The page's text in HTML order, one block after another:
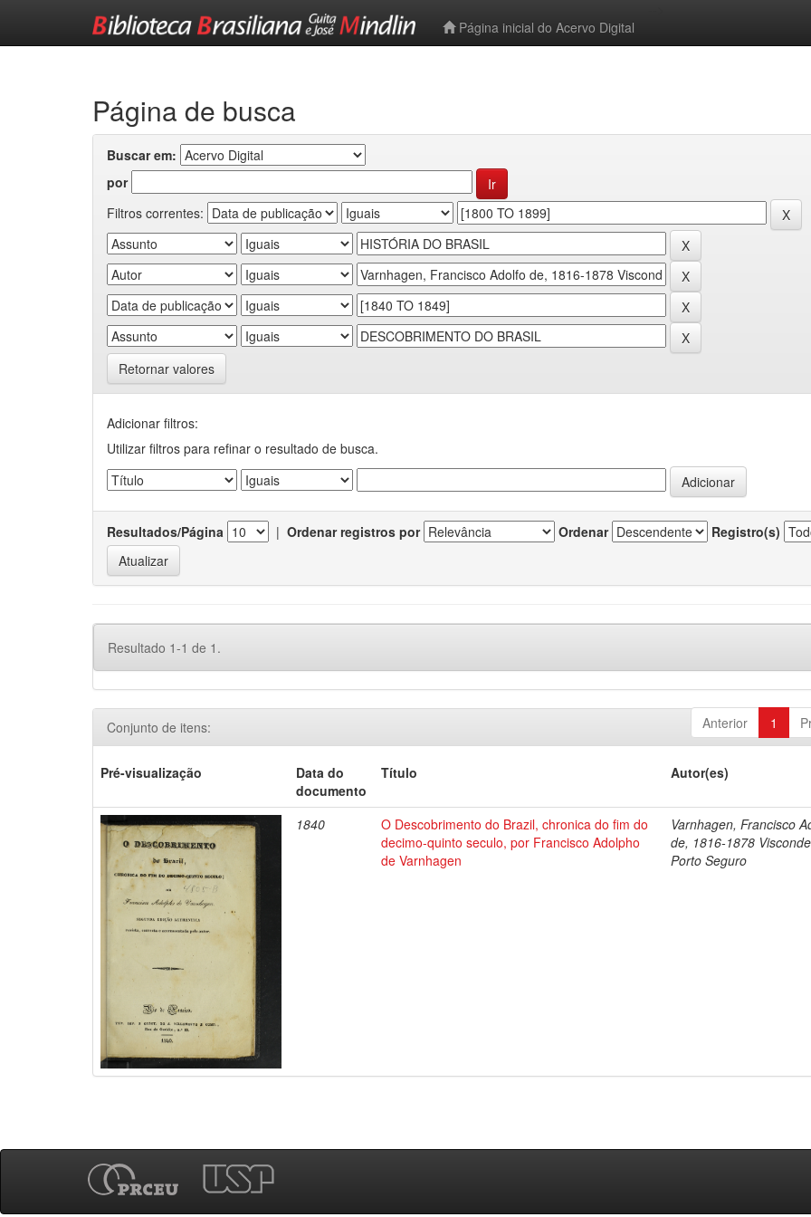
Página inicial do Acervo Digital
Página de busca
Buscar em:
por
Filtros correntes:
Retornar valores
Adicionar filtros:
Utilizar filtros para refinar o resultado de busca.
Resultados/Página | Ordenar registros por Ordenar Registro(s)
Resultado 1-1 de 1.
Anterior 1
Conjunto de itens:
Pré-visualização
Data do
documento
Título Autor(es)
1840
O Descobrimento do Brazil, chronica do fim do
decimo-quinto seculo, por Francisco Adolpho
de Varnhagen
Varnhagen, Francisco
de, 1816-1878
Porto Seguro